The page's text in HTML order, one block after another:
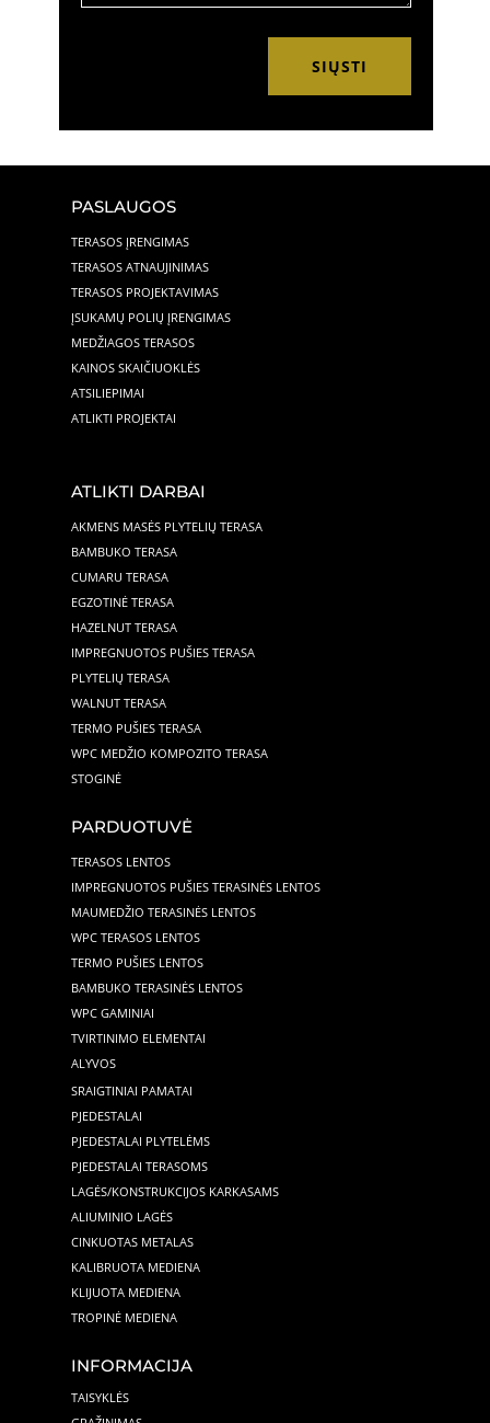
SIŲSTI
PASLAUGOS
TERASOS ĮRENGIMAS
TERASOS ATNAUJINIMAS
TERASOS PROJEKTAVIMAS
ĮSUKAMŲ POLIŲ ĮRENGIMAS
MEDŽIAGOS TERASOS
KAINOS SKAIČIUOKLĖS
ATSILIEPIMAI
ATLIKTI PROJEKTAI
ATLIKTI DARBAI
AKMENS MASĖS PLYTELIŲ TERASA
BAMBUKO TERASA
CUMARU TERASA
EGZOTINĖ TERASA
HAZELNUT TERASA
IMPREGNUOTOS PUŠIES TERASA
PLYTELIŲ TERASA
WALNUT TERASA
TERMO PUŠIES TERASA
WPC MEDŽIO KOMPOZITO TERASA
STOGINĖ
PARDUOTUVĖ
TERASOS LENTOS
IMPREGNUOTOS PUŠIES TERASINĖS LENTOS
MAUMEDŽIO TERASINĖS LENTOS
WPC TERASOS LENTOS
TERMO PUŠIES LENTOS
BAMBUKO TERASINĖS LENTOS
WPC GAMINIAI
TVIRTINIMO ELEMENTAI
ALYVOS
SRAIGTINIAI PAMATAI
PJEDESTALAI
PJEDESTALAI PLYTELĖMS
PJEDESTALAI TERASOMS
LAGĖS/KONSTRUKCIJOS KARKASAMS
ALIUMINIO LAGĖS
CINKUOTAS METALAS
KALIBRUOTA MEDIENA
KLIJUOTA MEDIENA
TROPINĖ MEDIENA
INFORMACIJA
TAISYKLĖS